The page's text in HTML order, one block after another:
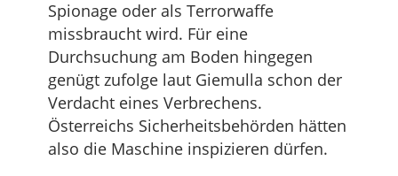
Spionage oder als Terrorwaffe
missbraucht wird. Für eine
Durchsuchung am Boden hingegen
genügt zufolge laut Giemulla schon der
Verdacht eines Verbrechens.
Österreichs Sicherheitsbehörden hätten
also die Maschine inspizieren dürfen.